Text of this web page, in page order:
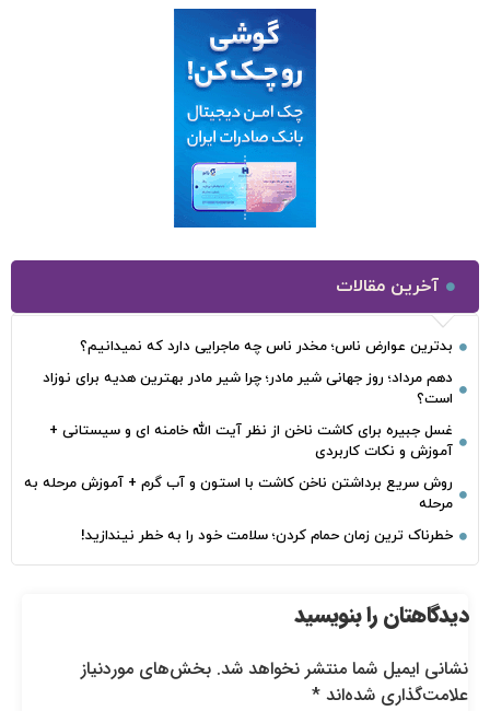
آخرین مقالات
بدترین عوارض ناس؛ مخدر ناس چه ماجرایی دارد که نمیدانیم؟
دهم مرداد؛ روز جهانی شیر مادر؛ چرا شیر مادر بهترین هدیه برای نوزاد
است؟
غسل جبیره برای کاشت ناخن از نظر آیت الله خامنه ای و سیستانی +
آموزش و نکات کاربردی
روش سریع برداشتن ناخن کاشت با استون و آب گرم + آموزش مرحله به
مرحله
خطرناک‌ ترین زمان‌ حمام کردن؛ سلامت خود را به خطر نیندازید!
دیدگاهتان را بنویسید
نشانی ایمیل شما منتشر نخواهد شد. بخش‌های موردنیاز
علامت‌گذاری شده‌اند*